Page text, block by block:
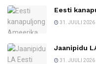
Eesti
31. JUULI 2026
Jaanipidu
31. JUULI 2026